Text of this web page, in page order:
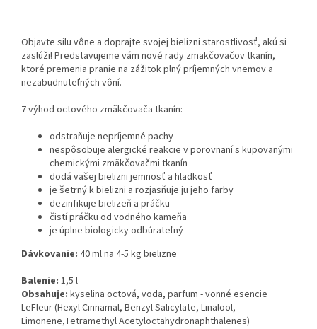
Objavte silu vône a doprajte svojej bielizni starostlivosť, akú si
zaslúži! Predstavujeme vám nové rady zmäkčovačov tkanín,
ktoré premenia pranie na zážitok plný príjemných vnemov a
nezabudnuteľných vôní.
7 výhod octového zmäkčovača tkanín:
odstraňuje nepríjemné pachy
nespôsobuje alergické reakcie v porovnaní s kupovanými
chemickými zmäkčovačmi tkanín
dodá vašej bielizni jemnosť a hladkosť
je šetrný k bielizni a rozjasňuje ju jeho farby
dezinfikuje bielizeň a práčku
čistí práčku od vodného kameňa
je úplne biologicky odbúrateľný
Dávkovanie: 40ml na 4-5 kg bielizne
Balenie: 1,5 l
Obsahuje: kyselina octová, voda, parfum - vonné esencie
LeFleur(Hexyl Cinnamal, Benzyl Salicylate, Linalool,
Limonene,Tetramethyl Acetyloctahydronaphthalenes)